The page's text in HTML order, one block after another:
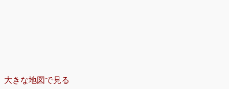
大きな地図で見る